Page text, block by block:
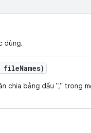
dùng.
fileNames)
chia bằng dấu "," trong